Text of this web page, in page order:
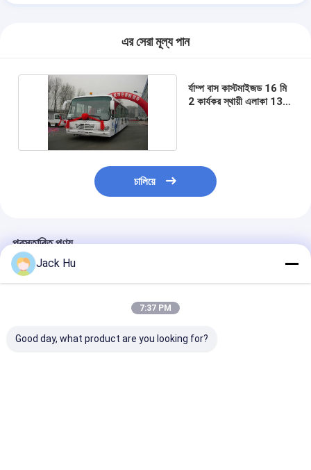
এর সেরা মূল্য পান
র্যাম্প বাস কাস্টমাইজড 16 মি
2 কার্যকর স্থায়ী এলাকা 13
চালিয়ে
প্রস্তাবিত পণ্য
Jack Hu
7:37 PM
Good day, what product are you looking for?